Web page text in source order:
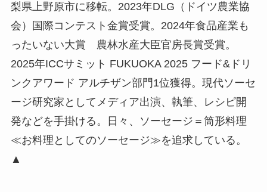
梨県上野原市に移転。2023年DLG（ドイツ農業協
会）国際コンテスト金賞受賞。2024年食品産業も
ったいない大賞 農林水産大臣官房長賞受賞。
2025年ICCサミット FUKUOKA 2025 フード&ドリ
ンクアワード アルチザン部門1位獲得。現代ソーセ
ージ研究家としてメディア出演、執筆、レシピ開
発などを手掛ける。日々、ソーセージ＝筒形料理
≪お料理としてのソーセージ≫を追求している。
▲